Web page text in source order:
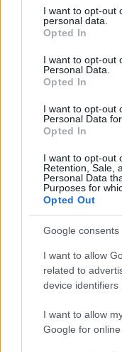
not limited to your
grant or deny
use your data for
consent section.
I want to opt-out
personal data.
Opted In
I want to opt-out
Personal Data.
Opted In
I want to opt-out
Personal Data
Opted In
I want to opt-out
Retention, Sale,
Personal Data
Purposes for
Opted Out
Google consents
I want to allow
related to
device identifiers
I want to allow
Google for
CHEFS
Ninel Conde revela
María Vázquez · 7 Ago 2026